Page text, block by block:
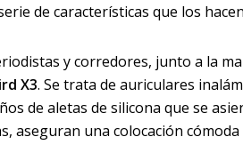
de características que los
y corredores, junto a la
X3. Se trata de auriculares
de aletas de silicona que se
aseguran una colocación cómoda